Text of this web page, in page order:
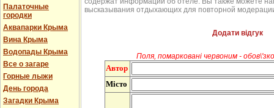
Палаточные
городки
Аквапарки Крыма
Вина Крыма
Водопады Крыма
Все о загаре
Горные лыжи
День города
Загадки Крыма
высказывания отдыхающих для повторной
Додати відгук
Поля, помарковані червоним -
Автор
Місто